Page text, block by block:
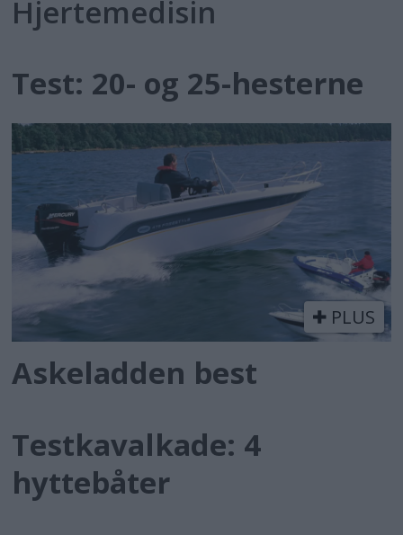
Hjertemedisin
Test: 20- og 25-hesterne
PLUS
Askeladden best
Testkavalkade: 4
hyttebåter